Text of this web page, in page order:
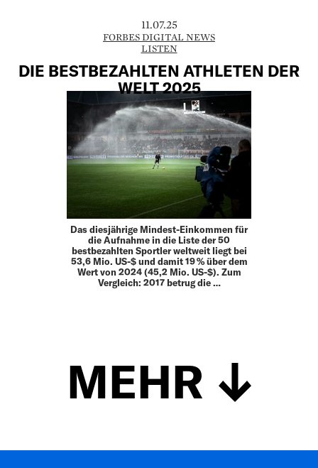
11.07.25
FORBES DIGITAL NEWS
LISTEN
DIE BESTBEZAHLTEN ATHLETEN DER
WELT 2025
Das diesjährige Mindest-Einkommen für
die Aufnahme in die Liste der 50
bestbezahlten Sportler weltweit liegt bei
53,6 Mio. US-$ und damit 19 % über dem
Wert von 2024 (45,2 Mio. US-$). Zum
Vergleich: 2017 betrug die …
MEHR